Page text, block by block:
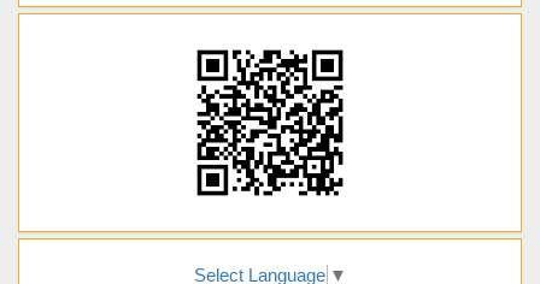
Select Language ▼